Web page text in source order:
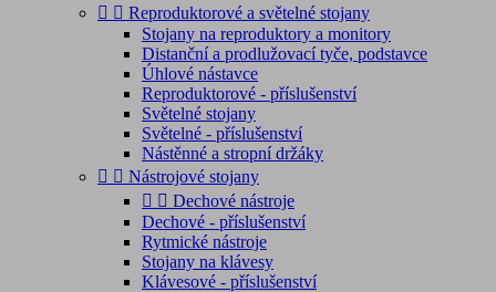
  Reproduktorové a světelné stojany
Stojany na reproduktory a monitory
Distanční a prodlužovací tyče, podstavce
Úhlové nástavce
Reproduktorové - příslušenství
Světelné stojany
Světelné - příslušenství
Nástěnné a stropní držáky
  Nástrojové stojany
  Dechové nástroje
Dechové - příslušenství
Rytmické nástroje
Stojany na klávesy
Klávesové - příslušenství